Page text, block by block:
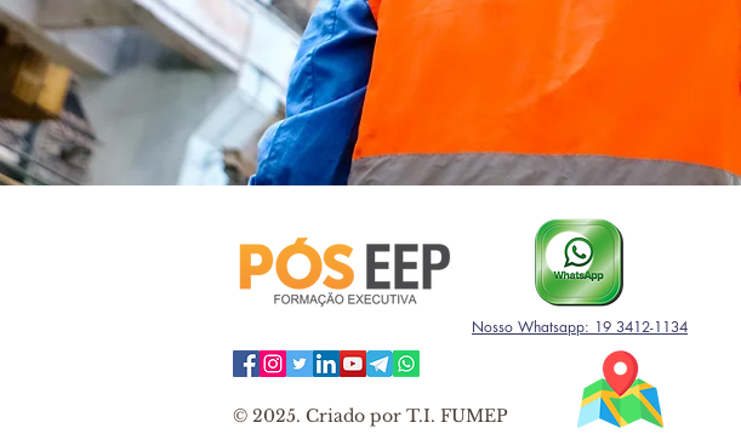
Nosso Whatsapp: 19 3412-1134
© 2025. Criado por T.I. FUMEP